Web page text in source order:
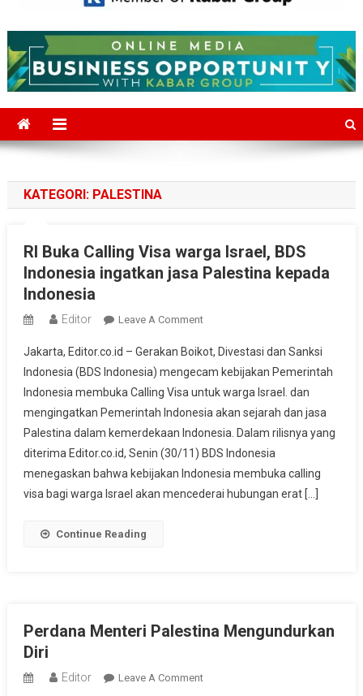
Mediajakarta.com
KATEGORI: PALESTINA
RI Buka Calling Visa warga Israel, BDS
Indonesia ingatkan jasa Palestina kepada
Indonesia
Editor Leave A CommentOn
Buka
Calling
Visa
Warga
Israel,
BDS
Indonesia
Ingatkan
Jakarta, Editor.co.id – Gerakan Boikot, Divestasi dan Sanksi
Indonesia (BDS Indonesia) mengecam kebijakan Pemerintah
Indonesia membuka Calling Visa untuk warga Israel. dan
mengingatkan Pemerintah Indonesia akan sejarah dan jasa
Palestina dalam kemerdekaan Indonesia. Dalam rilisnya yang
diterima Editor.co.id, Senin (30/11) BDS Indonesia
menegaskan bahwa kebijakan Indonesia membuka calling
visa bagi warga Israel akan mencederai hubungan erat […]
Continue Reading
Perdana Menteri Palestina Mengundurkan
Diri
Editor Leave A CommentOn